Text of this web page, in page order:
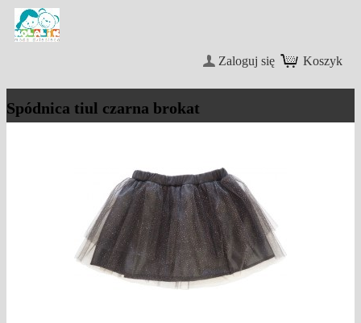
Koszyk
Zaloguj się
Spódnica tiul czarna brokat